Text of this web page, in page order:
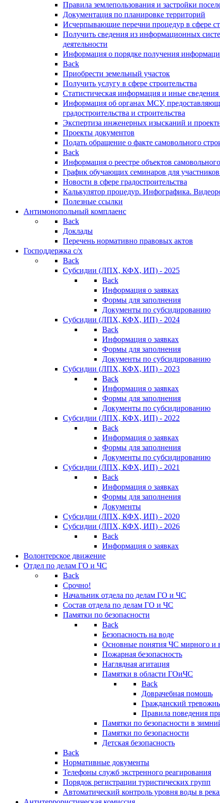
Правила землепользования и застройки
Документация по планировке территорий
Исчерпывающие перечни процедур в сфере
Получить сведения из информационных
деятельности
Информация о порядке получения
Back
Приобрести земельный участок
Получить услугу в сфере строительства
Статистическая информация и иные сведения
Информация об органах МСУ,
градостроительства и строительства
Экспертиза инженерных изысканий и
Проекты документов
Подать обращение о факте самовольного
Back
Информация о реестре объектов
График обучающих семинаров для участников
Новости в сфере градостроительства
Калькулятор процедур. Инфографика.
Полезные ссылки
Антимонопольный комплаенс
Back
Доклады
Перечень нормативно правовых актов
Господдержка с/х
Back
Субсидии (ЛПХ, КФХ, ИП) - 2025
Back
Информация о заявках
Формы для заполнения
Документы по субсидированию
Субсидии (ЛПХ, КФХ, ИП) - 2024
Back
Информация о заявках
Формы для заполнения
Документы по субсидированию
Субсидии (ЛПХ, КФХ, ИП) - 2023
Back
Информация о заявках
Формы для заполнения
Документы по субсидированию
Субсидии (ЛПХ, КФХ, ИП) - 2022
Back
Информация о заявках
Формы для заполнения
Документы по субсидированию
Субсидии (ЛПХ, КФХ, ИП) - 2021
Back
Информация о заявках
Формы для заполнения
Документы
Субсидии (ЛПХ, КФХ, ИП) - 2020
Субсидии (ЛПХ, КФХ, ИП) - 2026
Back
Информация о заявках
Волонтерское движение
Отдел по делам ГО и ЧС
Back
Срочно!
Начальник отдела по делам ГО и ЧС
Состав отдела по делам ГО и ЧС
Памятки по безопасности
Back
Безопасность на воде
Основные понятия ЧС мирного и
Пожарная безопасность
Наглядная агитация
Памятки в области ГОиЧС
Back
Доврачебная помощь
Гражданский
Правила поведения
Памятки по безопасности в
Памятки по безопасности
Детская безопасность
Back
Нормативные документы
Телефоны служб экстренного реагирования
Порядок регистрации туристических групп
Автоматический контроль уровня воды в